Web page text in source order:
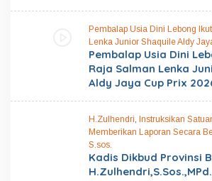
Pembalap Usia Dini Lebong
Lenka Junior Shaquile Aldy
Pembalap Usia Dini
Raja Salman Lenka
Aldy Jaya Cup Prix
H.Zulhendri, Instruksikan
Memberikan Laporan Secara
S.sos.
Kadis Dikbud Provinsi